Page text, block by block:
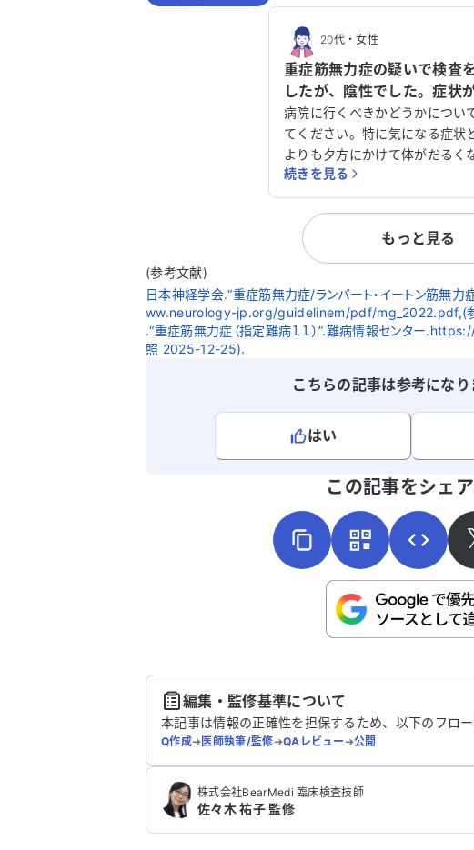
20代・女性
重症筋無力症の疑いで検査
したが、陰性でした。症状
め、病院に行くべきか相談
ださい。
病院に行くべきかどうかについ
てください。特に気になる症状
よりも夕方にかけて体がだるく
あります。現在、重症筋無力症
疑いはなく、診断もされていま
前に病院を受診しました。 初めて症状を
感じたのは半年前ごろで、夕方
下肢に力が入りにくくなりまし
り、首を支えるのも難しい状態
め受診しました。MGの疑いで
ましたが、アセチルコリンレセ
ンテストのいずれも陰性でした
介状も書いてもらえませんでした
在、上下肢の易疲労感や脱力感
ともあります。咀嚼に疲れるの
です。眼瞼下垂は日中はほとん
んが、夜になると右目だけ下が
ぼやけたり二重になることがあ
のように対処すれば良いか、ア
いただけると助かります。
続きを見る
もっと見る
(参考文献)
日本神経学会.“重症筋無力症/ランバート・イートン筋無
ww.neurology-jp.org/guidelinem/pdf/mg_2022.pdf,(
.“重症筋無力症（指定難病１１）”.難病情報センター
照 2025-12-25).
こちらの記事は参考になり
はい
こちらは送信専用のフォームです。氏名やご自身の病
この記事をシェ
編集・監修基準について
本記事は情報の正確性を担保するため、以下のフロ
Q作成➔医師執筆/監修➔QAレビュー➔公開
株式会社BearMedi 臨床検査技師
佐々木 祐子 監修